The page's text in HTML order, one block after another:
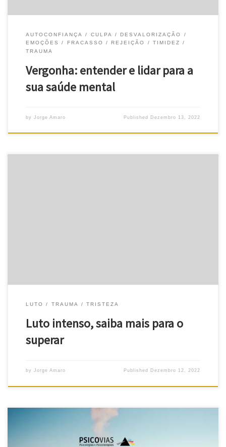
AUTOCONFIANÇA CULPA
DESVALORIZAÇÃO
EMOÇÕES
FRACASSO REJEIÇÃO
TIMIDEZ
TRAUMA
Vergonha: entender e lidar para a
sua saúde mental
by Jorge Amaro Published Dezembro 13, 2022
LUTO TRAUMA TRISTEZA
Luto intenso, saiba mais para o
superar
by Jorge Amaro Published Dezembro 12, 2022